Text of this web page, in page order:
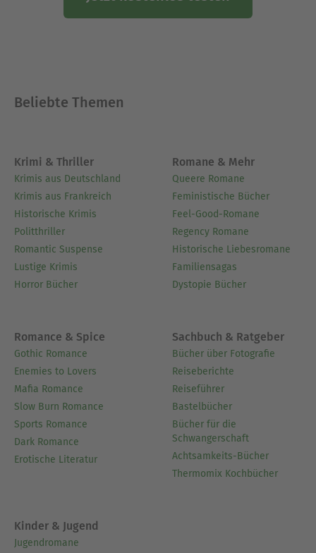
Beliebte Themen
Krimi & Thriller
Krimis aus Deutschland
Krimis aus Frankreich
Historische Krimis
Politthriller
Romantic Suspense
Lustige Krimis
Horror Bücher
Romane & Mehr
Queere Romane
Feministische Bücher
Feel-Good-Romane
Regency Romane
Historische Liebesromane
Familiensagas
Dystopie Bücher
Romance & Spice
Gothic Romance
Enemies to Lovers
Mafia Romance
Slow Burn Romance
Sports Romance
Dark Romance
Erotische Literatur
Sachbuch & Ratgeber
Bücher über Fotografie
Reiseberichte
Reiseführer
Bastelbücher
Bücher für die
Schwangerschaft
Achtsamkeits-Bücher
Thermomix Kochbücher
Kinder & Jugend
Jugendromane